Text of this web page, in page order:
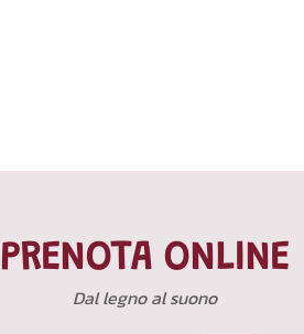
PRENOTA ONLINE
Dal legno al suono